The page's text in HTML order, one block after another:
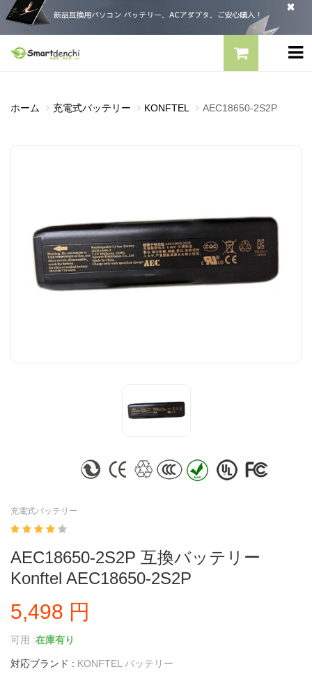
ホーム 充電式バッテリー KONFTEL AEC18650-2S2P
充電式バッテリー
AEC18650-2S2P 互換バッテリー
Konftel AEC18650-2S2P
5,498 円
可用 :在庫有り
対応ブランド : KONFTEL バッテリー